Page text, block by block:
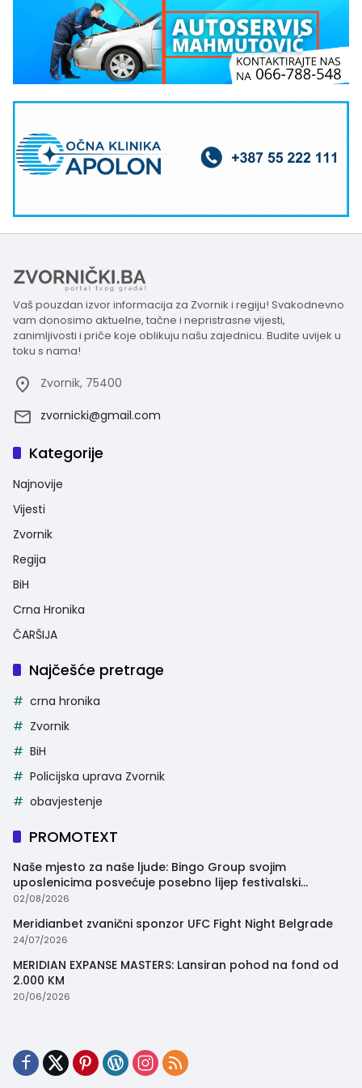
Vaš pouzdan izvor informacija za Zvornik i regiju! Svakodnevno
vam donosimo aktuelne, tačne i nepristrasne vijesti,
zanimljivosti i priče koje oblikuju našu zajednicu. Budite uvijek u
toku s nama!
Zvornik, 75400
zvornicki@gmail.com
Kategorije
Najnovije
Vijesti
Zvornik
Regija
BiH
Crna Hronika
ČARŠIJA
Najčešće pretrage
crna hronika
Zvornik
BiH
Policijska uprava Zvornik
obavjestenje
PROMOTEXT
Naše mjesto za naše ljude: Bingo Group svojim
uposlenicima posvećuje posebno lijep festivalski
trenutak
02/08/2026
Meridianbet zvanični sponzor UFC Fight Night Belgrade
24/07/2026
MERIDIAN EXPANSE MASTERS: Lansiran pohod na fond od
2.000 KM
20/06/2026